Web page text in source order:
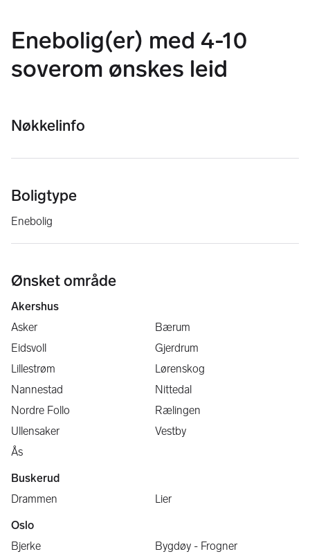
Enebolig(er) med 4-10
soverom ønskes leid
Nøkkelinfo
Boligtype
Enebolig
Ønsket område
Akershus
Asker
Bærum
Eidsvoll
Gjerdrum
Lillestrøm
Lørenskog
Nannestad
Nittedal
Nordre Follo
Rælingen
Ullensaker
Vestby
Ås
Buskerud
Drammen
Lier
Oslo
Bjerke
Bygdøy - Frogner